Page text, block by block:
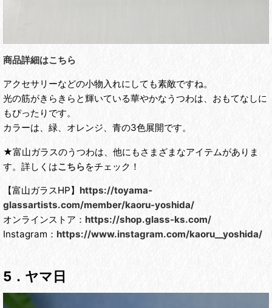
商品詳細はこちら
アクセサリーなどの小物入れにしても素敵ですね。
光の筋がきらきらと輝いている華やかなうつわは、おもてなしに
もぴったりです。
カラーは、緑、オレンジ、青の3色展開です。
★富山ガラスのうつわは、他にもさまざまなアイテムがありま
す。詳しくはこちらをチェック！
【富山ガラスHP】 https://toyama-
glassartists.com/member/kaoru-yoshida/
オンラインストア： https://shop.glass-ks.com/
Instagram： https://www.instagram.com/kaoru__yoshida/
5．ヤマ日